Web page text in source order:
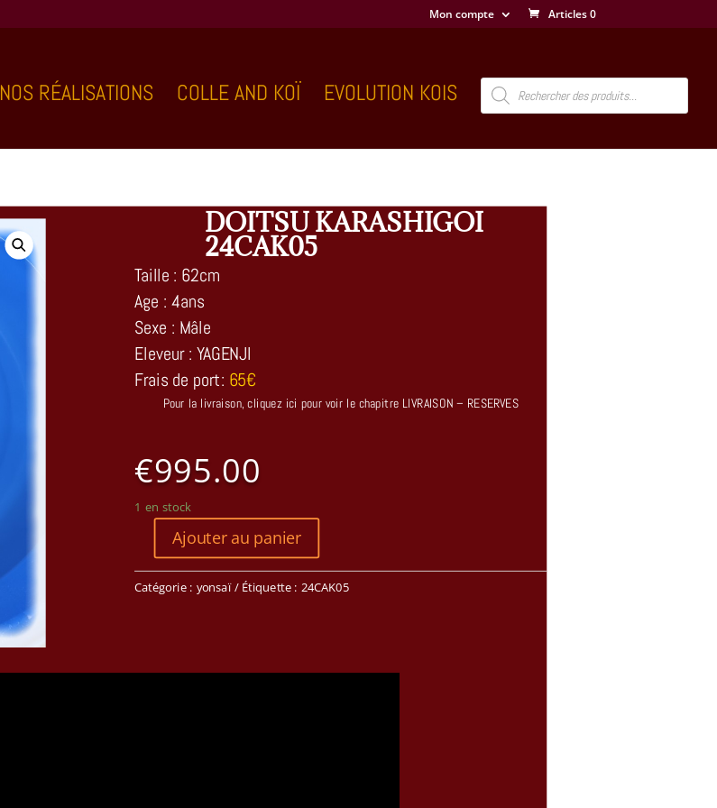
Mon compte Articles 0
NOS RÉALISATIONS COLLE AND KOÏ EVOLUTION KOIS Recherche
produits
DOITSU KARASHIGOI
24CAK05
Taille : 62cm
Age : 4ans
Sexe : Mâle
Eleveur : YAGENJI
Frais de port: 65€
Pour la livraison, cliquez ici pour voir le chapitre LIVRAISON – RESERVES
€995.00
1 en stock
Ajouter au panier
Catégorie : yonsaï Étiquette :24CAK05